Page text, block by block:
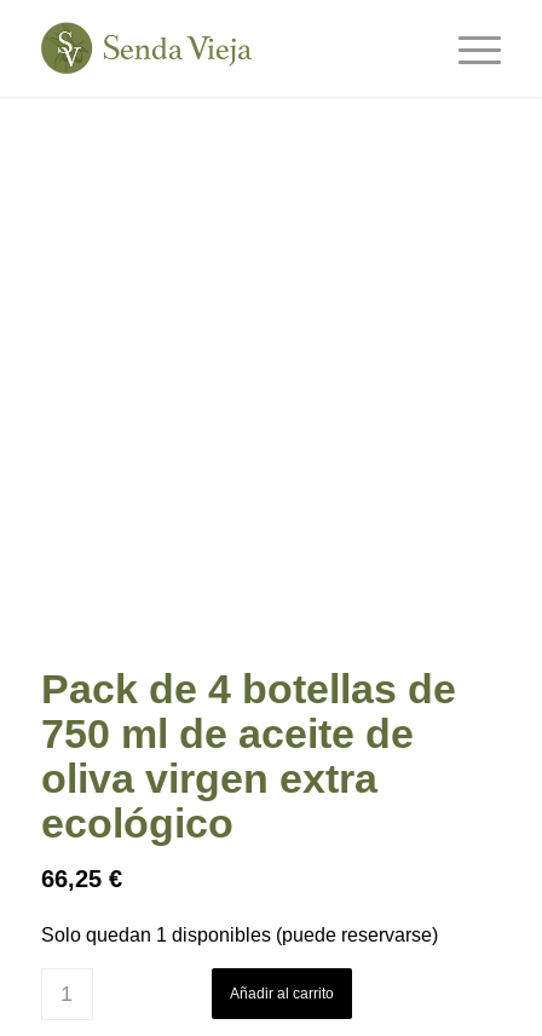
Pack de 4 botellas de
750 ml de aceite de
oliva virgen extra
ecológico
66,25 €
Solo quedan 1 disponibles (puede reservarse)
Añadir al carrito